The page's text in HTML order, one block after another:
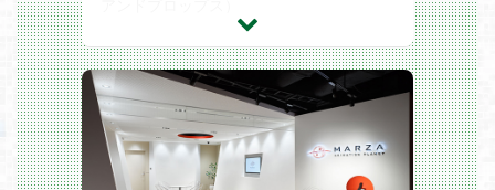
・映像作品に使用する各種グラフィック
・その他、プロジェクトの状況によって
様々な業務が発生します。